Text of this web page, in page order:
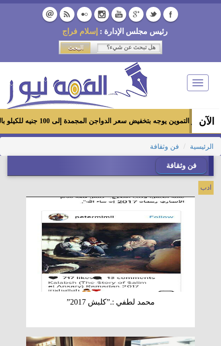
رئيس مجلس الإدارة : إسلام فراج
Toggle
navigation
الآن
وزير التموين يوجه بتخفيض سعر الدواجن المجمدة إلى 100 جنيه للكيلو بالمجمعات الاستهلاكية ومعارض «أهلاً رمضان»
الرئيسية فن وثقافة
فن وثقافة
ادب
محمد لطفي :.”كلبش 2017”